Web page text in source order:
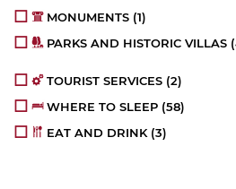
MONUMENTS (1)
PARKS AND HISTORIC VILLAS
TOURIST SERVICES (2)
WHERE TO SLEEP (58)
EAT AND DRINK (3)